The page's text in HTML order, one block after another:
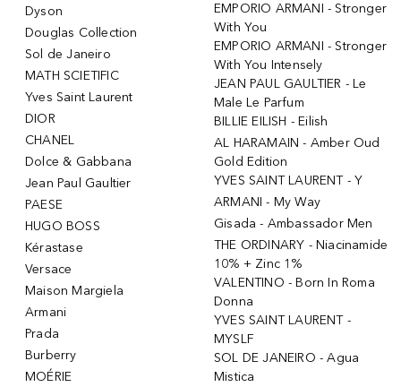
Dyson
Douglas Collection
Sol de Janeiro
MATH SCIETIFIC
Yves Saint Laurent
DIOR
CHANEL
Dolce & Gabbana
Jean Paul Gaultier
PAESE
HUGO BOSS
Kérastase
Versace
Maison Margiela
Armani
Prada
Burberry
MOÉRIE
EMPORIO ARMANI - Stronger
With You
EMPORIO ARMANI - Stronger
With You Intensely
JEAN PAUL GAULTIER - Le
Male Le Parfum
BILLIE EILISH - Eilish
AL HARAMAIN - Amber Oud
Gold Edition
YVES SAINT LAURENT - Y
ARMANI - My Way
Gisada - Ambassador Men
THE ORDINARY - Niacinamide
10% + Zinc 1%
VALENTINO - Born In Roma
Donna
YVES SAINT LAURENT -
MYSLF
SOL DE JANEIRO - Agua
Mistica